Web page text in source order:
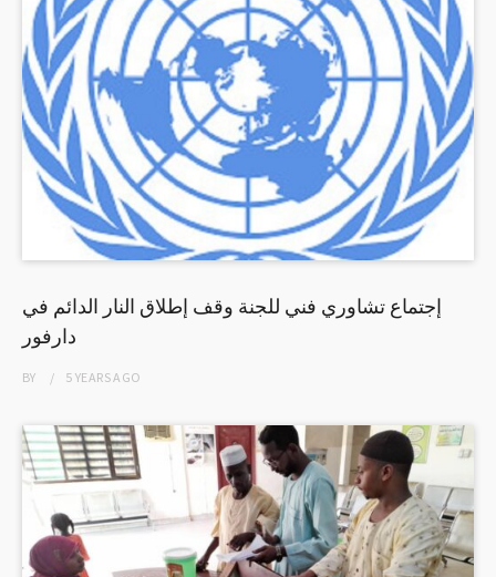
إجتماع تشاوري فني للجنة وقف إطلاق النار الدائم في
دارفور
BY 5 YEARSAGO